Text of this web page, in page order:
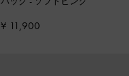
¥ 11,900